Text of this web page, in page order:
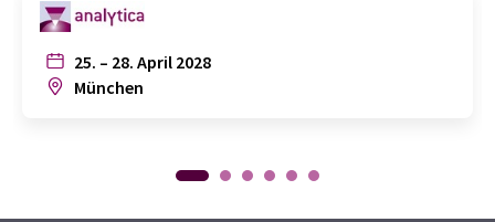
25. – 28. April 2028
München